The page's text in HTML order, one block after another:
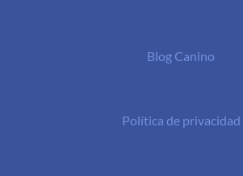
Blog Canino
Política de privacidad